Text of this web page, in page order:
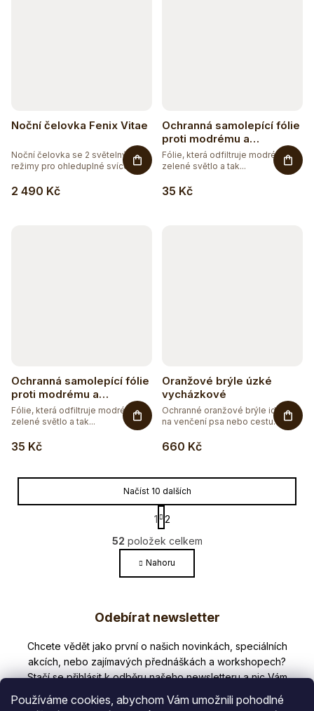
Používáme cookies, abychom Vám umožnili pohodlné
Noční čelovka Fenix Vitae
2 490 Kč
Noční čelovka se 2 světelnými
režimy pro ohleduplné svícení v...
Ochranná samolepící fólie
proti modrému a
zelenému světlu - červená
35 Kč
Fólie, která odfiltruje modré, resp.
zelené světlo a tak...
Ochranná samolepící fólie
proti modrému a
zelenému světlu -
oranžová
35 Kč
Fólie, která odfiltruje modré, resp.
zelené světlo a tak...
Oranžové brýle úzké
vycházkové
660 Kč
Ochranné oranžové brýle ideální
na venčení psa nebo cestu
O
v
l
á
a
c
í
p
r
k
Načíst 10 dalších
S
t
r
á
n
k
á
í
1
2
52 položek celkem
Nahoru
a
Odebírat newsletter
Nezmeškejte žádné novinky či slevy!